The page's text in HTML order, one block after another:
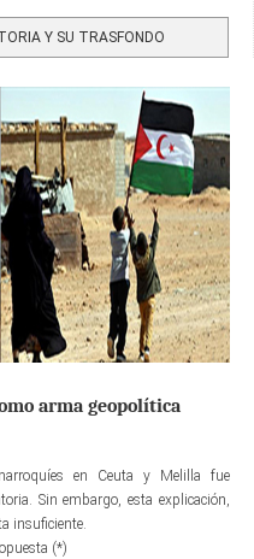
Y SU TRASFONDO
arma geopolítica
en Ceuta y Melilla fue
Sin embargo, esta explicación,
insuficiente.
(*)